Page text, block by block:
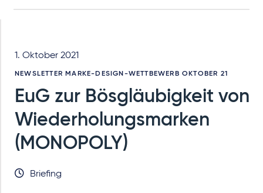
1. Oktober 2021
NEWSLETTER MARKE-DESIGN-WETTBEWERB OKTOBER 21
EuG zur Bösgläubigkeit von
Wiederholungsmarken
(MONOPOLY)
Briefing